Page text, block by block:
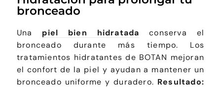
bronceado
Una piel bien hidratada conserva el
bronceado durante más tiempo. Los
tratamientos hidratantes de BOTAN mejoran
el confort de la piel y ayudan a mantener un
bronceado uniforme y duradero. Resultado: